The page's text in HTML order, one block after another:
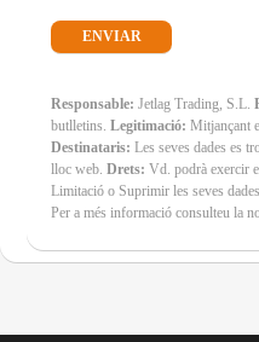
Responsable: Jetlag Trading, S.L.
butlletins.Legitimació: Mitjançant
Destinataris: Les seves dades es
lloc web.Drets: Vd. podrà exercir
Limitació o Suprimir les seves
Per a més informació consulteu la